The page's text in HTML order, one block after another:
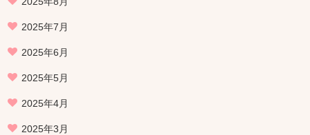
2025年7月
2025年6月
2025年5月
2025年4月
2025年3月